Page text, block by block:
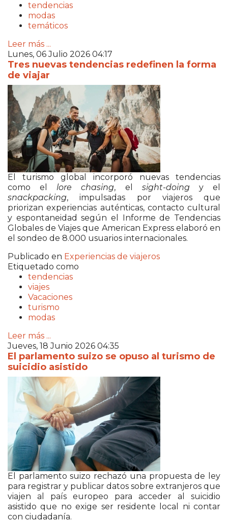
tendencias
modas
temáticos
Leer más ...
Lunes, 06 Julio 2026 04:17
Tres nuevas tendencias redefinen la forma
de viajar
El turismo global incorporó nuevas tendencias
como el lore chasing, el sight-doingy el
snackpacking, impulsadas por viajeros que
priorizan experiencias auténticas, contacto cultural
y espontaneidad según el Informe de Tendencias
Globales de Viajes que American Expresselaboró en
el sondeo de 8.000 usuarios internacionales.
Publicado en Experiencias de viajeros
Etiquetado como
tendencias
viajes
Vacaciones
turismo
modas
Leer más ...
Jueves, 18 Junio 2026 04:35
El parlamento suizo se opuso al turismo de
suicidio asistido
El parlamento suizo rechazó una propuesta de ley
para registrar y publicar datos sobre extranjeros que
viajen al país europeo para acceder al suicidio
asistido que no exige ser residente local ni contar
con ciudadanía.